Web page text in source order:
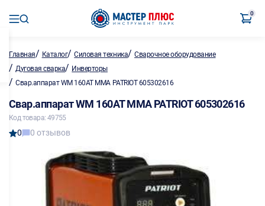
0
Главная/ Каталог/Силовая техника/Сварочное оборудование
/ Дуговая сварка/ Инверторы
/ Свар.аппарат WM 160AT MMA PATRIOT 605302616
Свар.аппарат WM 160AT MMA PATRIOT 605302616
Код товара: 49755
0 0 отзывов